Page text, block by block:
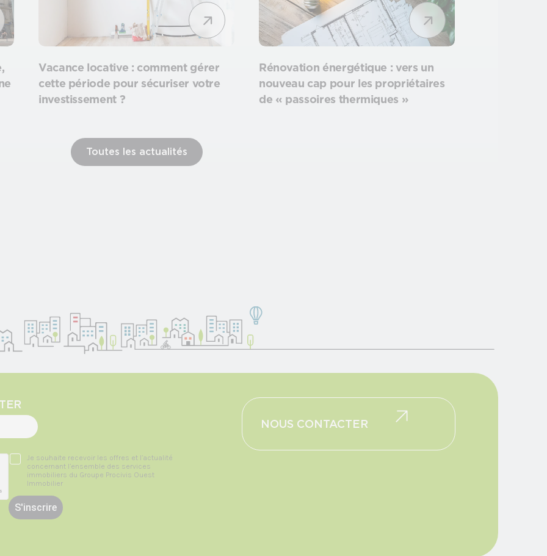
Vacance locative : comment gérer
cette période pour sécuriser votre
investissement ?
Rénovation énergétique : vers un
nouveau cap pour les propriétaires
de « passoires thermiques »
Toutes les actualités
Je souhaite recevoir les offres et l’actualité
concernant l’ensemble des services
immobiliers du Groupe Procivis Ouest
Immobilier
NOUS CONTACTER